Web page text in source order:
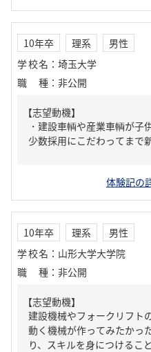
10年卒 理系
男性
学校名 ： 埼玉大学
職種 ： 非公開
【志望動機】
・建設車輌や産業車輌が子
少数採用にこだわってまで
体験記の
10年卒 理系
男性
学校名 ： 山形大学大学院
職種 ： 非公開
【志望動機】
建設機械やフォークリフト
動く機械が作ってみたかっ
り、スキルを身につけるこ